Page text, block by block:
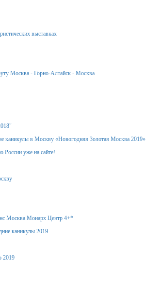
выставках
Москва - Горно-Алтайск - Москва
каникулы в Москву «Новогодняя Золотая Москва 2019»
России уже на сайте!
Москва Монарх Центр 4+*
каникулы 2019
2019